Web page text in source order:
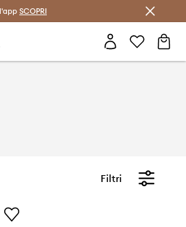
con Answear Club >
SCOPRI
Filtri